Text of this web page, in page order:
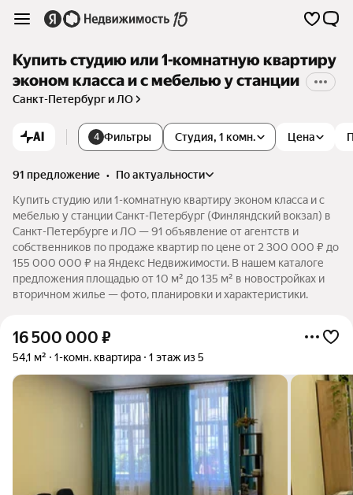
Купить студию или 1-комнатную квартиру
эконом класса и с мебелью у станции
Санкт-Петербург и ЛО
AI 4 Фильтры Студия, 1 комн. Цена
91 предложение •
по актуальности
Купить студию или 1-комнатную квартиру эконом класса и с
мебелью у станции Санкт-Петербург (Финляндский вокзал) в
Санкт-Петербурге и ЛО — 91 объявление от агентств и
собственников по продаже квартир по цене от 2 300 000 ₽ до
155 000 000 ₽ на Яндекс Недвижимости. В нашем каталоге
предложения площадью от 10 м² до 135 м² в новостройках и
вторичном жилье — фото, планировки и характеристики.
16 500 000 ₽
54,1 м² 1-комн. квартира 1 этаж из 5